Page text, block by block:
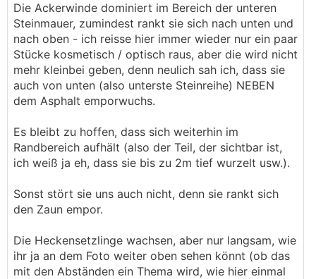
Die Ackerwinde dominiert im Bereich der unteren
Steinmauer, zumindest rankt sie sich nach unten und
nach oben - ich reisse hier immer wieder nur ein paar
Stücke kosmetisch / optisch raus, aber die wird nicht
mehr kleinbei geben, denn neulich sah ich, dass sie
auch von unten (also unterste Steinreihe) NEBEN
dem Asphalt emporwuchs.
Es bleibt zu hoffen, dass sich weiterhin im
Randbereich aufhält (also der Teil, der sichtbar ist,
ich weiß ja eh, dass sie bis zu 2m tief wurzelt usw.).
Sonst stört sie uns auch nicht, denn sie rankt sich
den Zaun empor.
Die Heckensetzlinge wachsen, aber nur langsam, wie
ihr ja an dem Foto weiter oben sehen könnt (ob das
mit den Abständen ein Thema wird, wie hier einmal